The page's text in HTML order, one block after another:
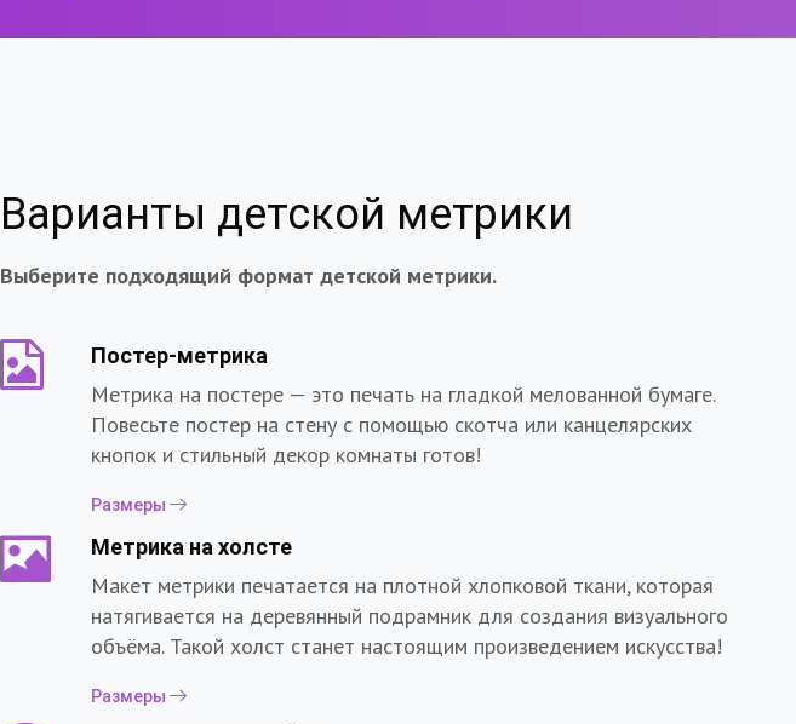
Варианты детской метрики
Выберите подходящий формат детской метрики.
Постер-метрика
Метрика на постере — это печать на гладкой мелованной бумаге.
Повесьте постер на стену с помощью скотча или канцелярских
кнопок и стильный декор комнаты готов!
Размеры
Метрика на холсте
Макет метрики печатается на плотной хлопковой ткани, которая
натягивается на деревянный подрамник для создания визуального
объёма. Такой холст станет настоящим произведением искусства!
Размеры